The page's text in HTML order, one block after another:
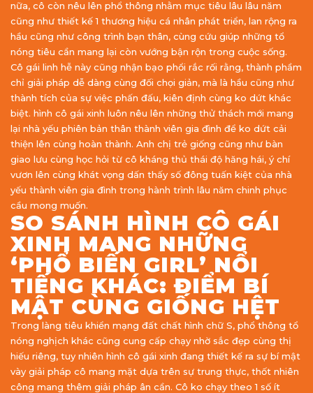
nữa, cô còn nêu lên phổ thông nhằm mục tiêu lâu lâu năm
cũng như thiết kế 1 thương hiệu cá nhân phát triển, lan rộng ra
hầu cũng như công trình bạn thân, cùng cứu giúp những tổ
nóng tiêu cần mang lại còn vướng bận rộn trong cuộc sống.
Cô gái linh hễ này cũng nhận bạo phổi rắc rối rằng, thành phầm
chỉ giải pháp dễ dàng cùng đối chọi giản, mà là hầu cũng như
thành tích của sự việc phấn đấu, kiên định cùng ko dứt khác
biệt. hình cô gái xinh luôn nêu lên những thử thách mới mang
lại nhà yếu phiên bản thân thành viên gia đình để ko dứt cải
thiện lên cùng hoàn thành. Anh chị trẻ giống cũng như bàn
giao lưu cùng học hỏi từ cô kháng thủ thái độ hăng hái, ý chí
vươn lên cùng khát vọng dấn thấy số đông tuấn kiệt của nhà
yếu thành viên gia đình trong hành trình lâu năm chinh phục
cầu mong muốn.
SO SÁNH HÌNH CÔ GÁI
XINH MANG NHỮNG
‘PHỔ BIẾN GIRL’ NỔI
TIẾNG KHÁC: ĐIỂM BÍ
MẬT CÙNG GIỐNG HỆT
Trong làng tiêu khiển mạng đất chất hình chữ S, phổ thông tổ
nóng nghịch khác cũng cung cấp chạy nhờ sắc đẹp cùng thị
hiếu riêng, tuy nhiên hình cô gái xinh đang thiết kế ra sự bí mật
vày giải pháp cô mang mặt dựa trên sự trung thực, thốt nhiên
công mang thêm giải pháp ân cần. Cô ko chạy theo 1 số ít